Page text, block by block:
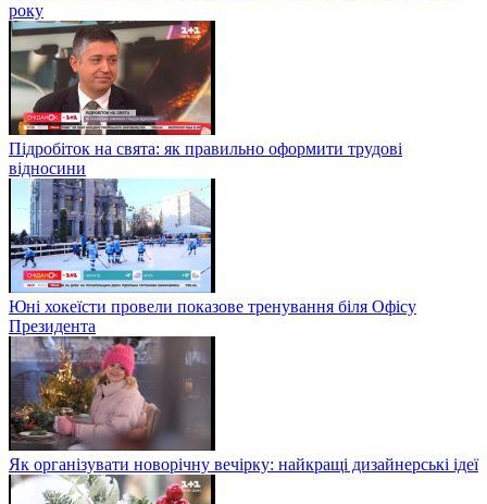
року
Підробіток на свята: як правильно оформити трудові
відносини
Юні хокеїсти провели показове тренування біля Офісу
Президента
Як організувати новорічну вечірку: найкращі дизайнерські ідеї